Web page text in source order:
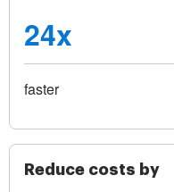
24x
faster
Reduce costs by